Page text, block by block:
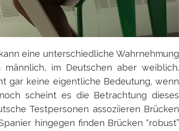
eine unterschiedliche Wahrnehmung
im Deutschen aber weiblich.
gar keine eigentliche Bedeutung, wenn
scheint es die Betrachtung dieses
Testpersonen assoziieren Brücken
hingegen finden Brücken “robust”